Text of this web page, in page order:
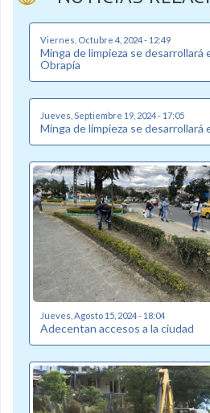
Viernes, Octubre 4, 2024 - 12:49
Minga de limpieza se desarrollará
Obrapía
Jueves, Septiembre 19, 2024 - 17:05
Minga de limpieza se desarrollará
Jueves, Agosto 15, 2024 - 18:04
Adecentan accesos a la ciudad